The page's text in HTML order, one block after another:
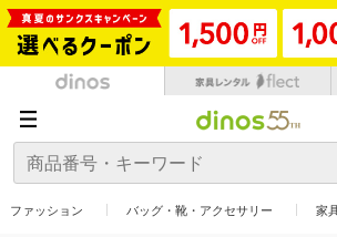
ファッション バッグ・靴・アクセサリー 家